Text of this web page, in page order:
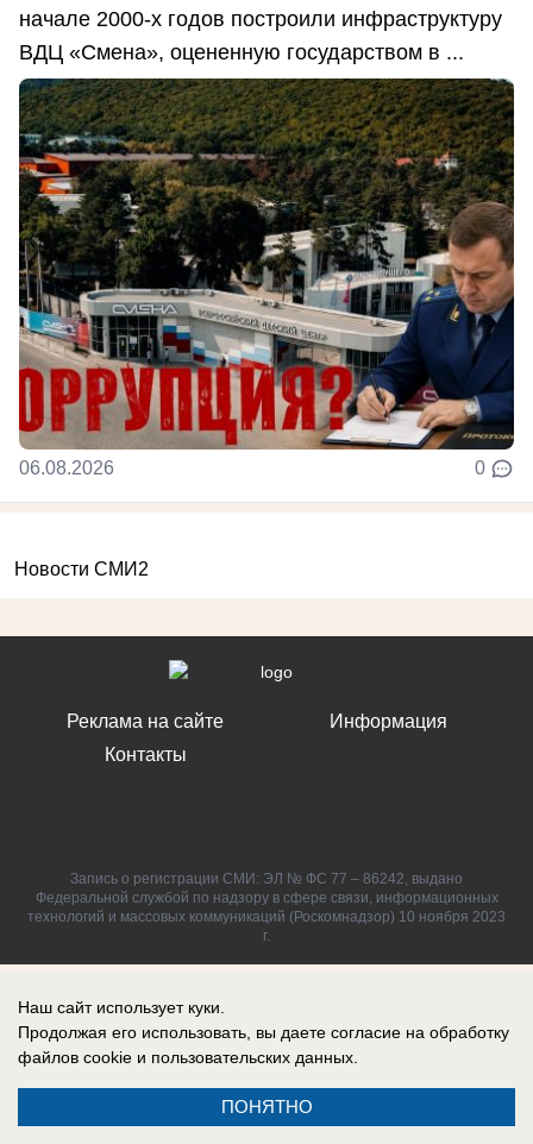
начале 2000-х годов построили инфраструктуру
ВДЦ «Смена», оцененную государством в ...
06.08.2026 0
Новости СМИ2
Реклама на сайте
Контакты
Информация
Запись о регистрации СМИ: ЭЛ № ФС 77 – 86242, выдано
Федеральной службой по надзору в сфере связи, информационных
технологий и массовых коммуникаций (Роскомнадзор) 10 ноября 2023
г.
Наш сайт использует куки.
Продолжая его использовать, вы даете согласие на обработку
файлов cookie и пользовательских данных.
ПОНЯТНО